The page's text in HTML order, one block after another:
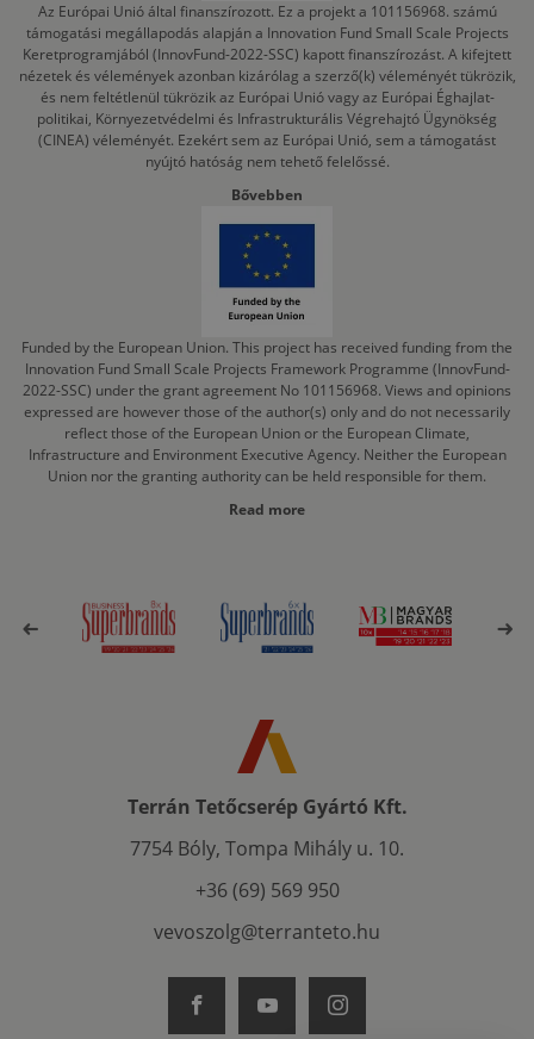
Az Európai Unió által finanszírozott. Ez a projekt a 101156968. számú
támogatási megállapodás alapján a Innovation Fund Small Scale Projects
Keretprogramjából (InnovFund-2022-SSC) kapott finanszírozást. A kifejtett
nézetek és vélemények azonban kizárólag a szerző(k) véleményét tükrözik,
és nem feltétlenül tükrözik az Európai Unió vagy az Európai Éghajlat-
politikai, Környezetvédelmi és Infrastrukturális Végrehajtó Ügynökség
(CINEA) véleményét. Ezekért sem az Európai Unió, sem a támogatást
nyújtó hatóság nem tehető felelőssé.
Bővebben
Funded by the European Union. This project has received funding from the
Innovation Fund Small Scale Projects Framework Programme (InnovFund-
2022-SSC) under the grant agreement No 101156968. Views and opinions
expressed are however those of the author(s) only and do not necessarily
reflect those of the European Union or the European Climate,
Infrastructure and Environment Executive Agency. Neither the European
Union nor the granting authority can be held responsible for them.
Read more
Terrán Tetőcserép Gyártó Kft.
7754 Bóly, Tompa Mihály u. 10.
+36 (69) 569 950
vevoszolg@terranteto.hu